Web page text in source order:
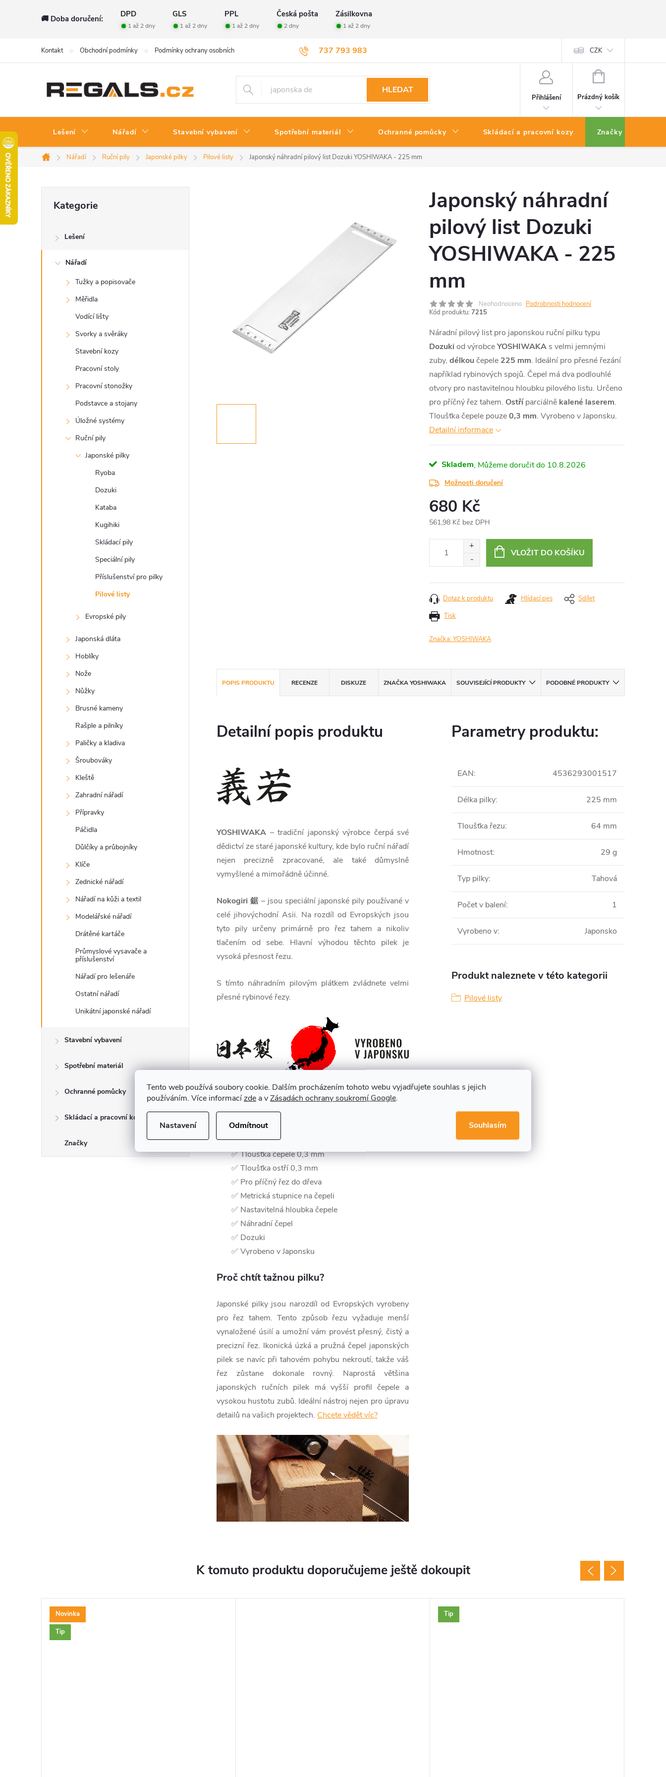
Tento web používá soubory cookie. Dalším procházením tohoto webu vyjadřujete souhlas s jejich
používáním. Více informacízde a vZásadách ochrany soukromí Google.
Nastavení Odmítnout Souhlasím
🚚 Doba doručení: DPD GLS PPL Česká pošta Zásilkovna
1 až 2 dny 1 až 2 dny 1 až 2 dny 2 dny 1 až 2 dny
737 793 983
Kontakt Obchodní podmínky Podmínky ochrany osobních údajů Velkoobchod Vrácení zboží CZK
HLEDAT
Přihlášení
NÁKUPNÍ
Prázdný košík
Lešení Nářadí Stavební vybavení Spotřební materiál Ochranné pomůcky Skládací a pracovní kozy Značky
Domů
Nářadí Ruční pily Japonské pilky Pilové listy Japonský náhradní pilový list Dozuki YOSHIWAKA - 225 mm
s
kategorie
Kategorie
Lešení
Nářadí
Tužky a popisovače
Měřidla
Vodící lišty
Svorky a svěráky
Stavební kozy
Pracovní stoly
Pracovní stonožky
Podstavce a stojany
Úložné systémy
Ruční pily
Japonské pilky
Ryoba
Dozuki
Kataba
Kugihiki
Skládací pily
Speciální pily
Příslušenství pro pilky
Pilové listy
Evropské pily
Japonská dláta
Hoblíky
Nože
Nůžky
Brusné kameny
Rašple a pilníky
Paličky a kladiva
Šroubováky
Kleště
Zahradní nářadí
Přípravky
Páčidla
Důlčíky a průbojníky
Klíče
Zednické nářadí
Nářadí na kůži a textil
Modelářské nářadí
Drátěné kartáče
Průmyslové vysavače a
příslušenství
Nářadí pro lešenáře
Ostatní nářadí
Unikátní japonské nářadí
Stavební vybavení
Spotřební materiál
Ochranné pomůcky
Skládací a pracovní kozy
Značky
Japonský náhradní
pilový list Dozuki
YOSHIWAKA - 225
mm
Neohodnoceno Podrobnosti hodnocení
Kód produktu: 7215
Náradní pilový list pro japonskou ruční pilku typu
Dozuki od výrobceYOSHIWAKA s velmi jemnými
zuby, délkoučepele 225 mm. Ideální pro přesné řezání
například rybinových spojů. Čepel má dva podlouhlé
otvory pro nastavitelnou hloubku pilového listu. Určeno
pro příčný řez tahem. Ostříparciálně kalené laserem.
Tloušťka čepele pouze0,3 mm. Vyrobeno v Japonsku.
Detailní informace
Skladem 10.8.2026
Možnosti doručení
680 Kč
561,98 Kč bez DPH
VLOŽIT DO KOŠÍKU
Tisk
Dotaz k produktu Hlídací pes Sdílet
Značka:YOSHIWAKA
POPIS PRODUKTU RECENZE DISKUZE ZNAČKAYOSHIWAKA SOUVISEJÍCÍ PRODUKTY PODOBNÉ PRODUKTY
Detailní popis produktu
YOSHIWAKA – tradiční japonský výrobce čerpá své
dědictví ze staré japonské kultury, kde bylo ruční nářadí
nejen precizně zpracované, ale také důmyslně
vymyšlené a mimořádně účinné.
Nokogiri 鋸 – jsou speciální japonské pily používané v
celé jihovýchodní Asii. Na rozdíl od Evropských jsou
tyto pily určeny primárně pro řez tahem a nikoliv
tlačením od sebe. Hlavní výhodou těchto pilek je
vysoká přesnost řezu.
S tímto náhradním pilovým plátkem zvládnete velmi
přesné rybinové řezy.
Vlastnosti pilového listu YOSHIWAKA
✅ Tažná pilka
✅ Pulzně kalená čepel
✅ Tloušťka čepele 0,3 mm
✅ Tloušťka ostří 0,3 mm
✅ Pro příčný řez do dřeva
✅ Metrická stupnice na čepeli
✅ Nastavitelná hloubka čepele
✅ Náhradní čepel
✅ Dozuki
✅ Vyrobeno v Japonsku
Proč chtít tažnou pilku?
Japonské pilky jsou narozdíl od Evropských vyrobeny
pro řez tahem. Tento způsob řezu vyžaduje menší
vynaložené úsilí a umožní vám provést přesný, čistý a
precizní řez. Ikonická úzká a pružná čepel japonských
pilek se navíc při tahovém pohybu nekroutí, takže váš
řez zůstane dokonale rovný. Naprostá většina
japonských ručních pilek má vyšší profil čepele a
vysokou hustotu zubů. Ideální nástroj nejen pro úpravu
detailů na vašich projektech. Chcete vědět víc?
Parametry produktu:
EAN: 4536293001517
Délka pilky: 225 mm
Tloušťka řezu: 64 mm
Hmotnost: 29 g
Typ pilky: Tahová
Počet v balení: 1
Vyrobeno v: Japonsko
Produkt naleznete v této kategorii
Pilové listy
K tomuto produktu doporučujeme ještě dokoupit
Novinka
Tip
Tip